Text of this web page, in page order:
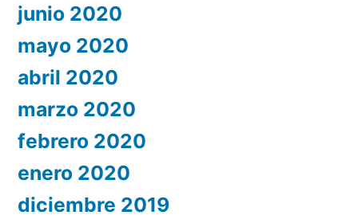
junio 2020
mayo 2020
abril 2020
marzo 2020
febrero 2020
enero 2020
diciembre 2019